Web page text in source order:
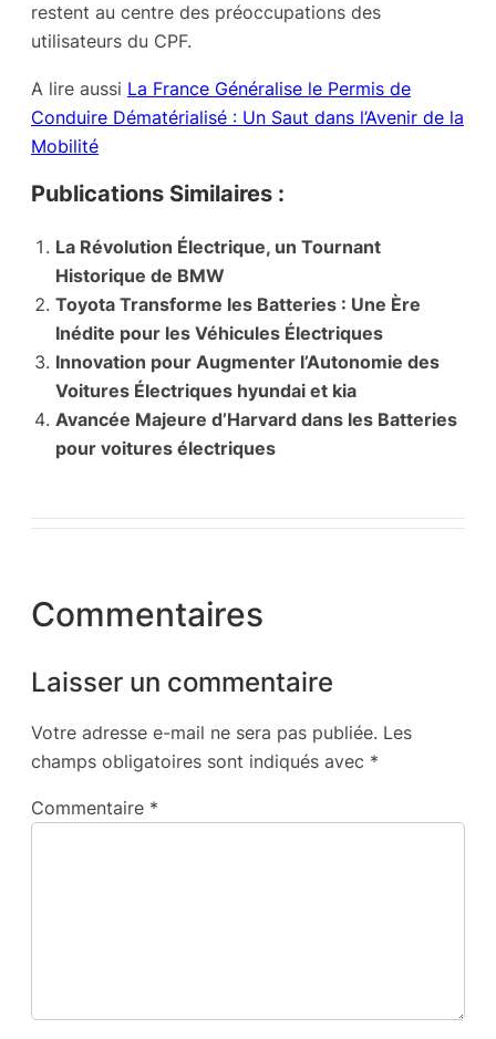
restent au centre des préoccupations des
utilisateurs du CPF.
A lire aussi La France Généralise le Permis de
Conduire Dématérialisé : Un Saut dans l’Avenir de la
Mobilité
Publications Similaires :
La Révolution Électrique, un Tournant
Historique de BMW
Toyota Transforme les Batteries : Une Ère
Inédite pour les Véhicules Électriques
Innovation pour Augmenter l’Autonomie des
Voitures Électriques hyundai et kia
Avancée Majeure d’Harvard dans les Batteries
pour voitures électriques
Commentaires
Laisser un commentaire
Votre adresse e-mail ne sera pas publiée. Les
champs obligatoires sont indiqués avec *
Commentaire *